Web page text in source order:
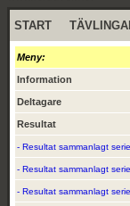
START
Meny:
Information
Deltagare
Resultat
- Resultat sammanlagt
- Resultat sammanlagt
- Resultat sammanlagt